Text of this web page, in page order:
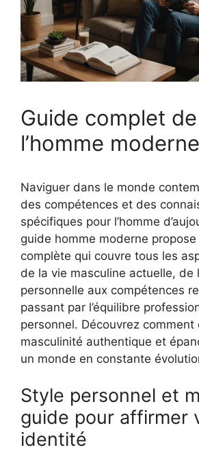
Guide complet de
l’homme moderne
Naviguer dans le monde
des compétences et des
spécifiques pour l’homme
guide homme moderne
complète qui couvre tous les
de la vie masculine actuelle, de
personnelle aux compétences
passant par l’équilibre
personnel. Découvrez comment
masculinité authentique et
un monde en constante
Style personnel et
guide pour affirmer
identité